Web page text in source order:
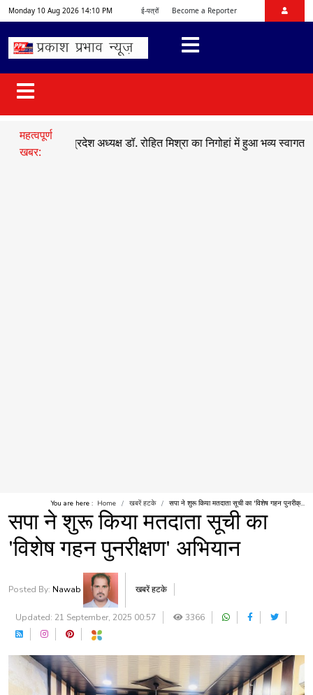
Monday 10 Aug 2026 14:10 PM ई-पत्रों Become a Reporter
महत्वपूर्ण
खबर:
प्रदेश अध्यक्ष डॉ. रोहित मिश्रा का निगोहां में हुआ भव्य स्वागत ●सड़क
You are here : Home खबरें हटके सपा ने शुरू किया मतदाता सूची का 'विशेष गहन पुनरीक्...
सपा ने शुरू किया मतदाता सूची का
'विशेष गहन पुनरीक्षण' अभियान
Posted By: Nawab खबरें हटके
Updated: 21 September, 2025 00:57 3366